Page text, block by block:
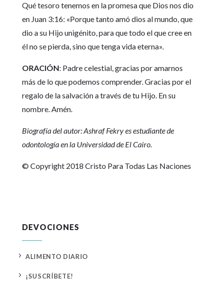
Qué tesoro tenemos en la promesa que Dios nos dio
en Juan 3:16: «Porque tanto amó dios al mundo, que
dio a su Hijo unigénito, para que todo el que cree en
él no se pierda, sino que tenga vida eterna».
ORACIÓN: Padre celestial, gracias por amarnos
más de lo que podemos comprender. Gracias por el
regalo de la salvación a través de tu Hijo. En su
nombre. Amén.
Biografía del autor: Ashraf Fekry es estudiante de
odontología en la Universidad de El Cairo.
© Copyright 2018 Cristo Para Todas Las Naciones
DEVOCIONES
5 ALIMENTO DIARIO
5 ¡SUSCRÍBETE!